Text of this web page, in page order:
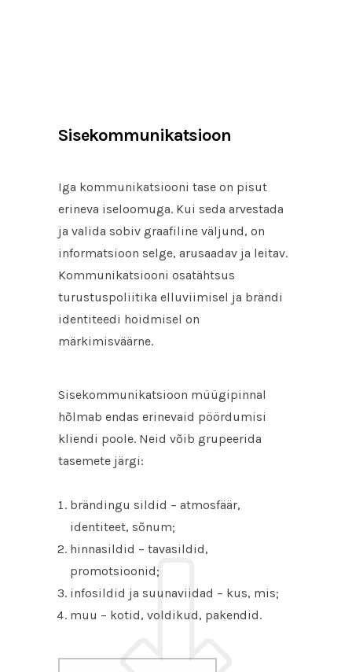
Sisekommunikatsioon
Iga kommunikatsiooni tase on pisut
erineva iseloomuga. Kui seda arvestada
ja valida sobiv graafiline väljund, on
informatsioon selge, arusaadav ja leitav.
Kommunikatsiooni osatähtsus
turustuspoliitika elluviimisel ja brändi
identiteedi hoidmisel on
märkimisväärne.
Sisekommunikatsioon müügipinnal
hõlmab endas erinevaid pöördumisi
kliendi poole. Neid võib grupeerida
tasemete järgi:
brändingu sildid – atmosfäär,
identiteet, sõnum;
hinnasildid – tavasildid,
promotsioonid;
infosildid ja suunaviidad – kus, mis;
muu – kotid, voldikud, pakendid.